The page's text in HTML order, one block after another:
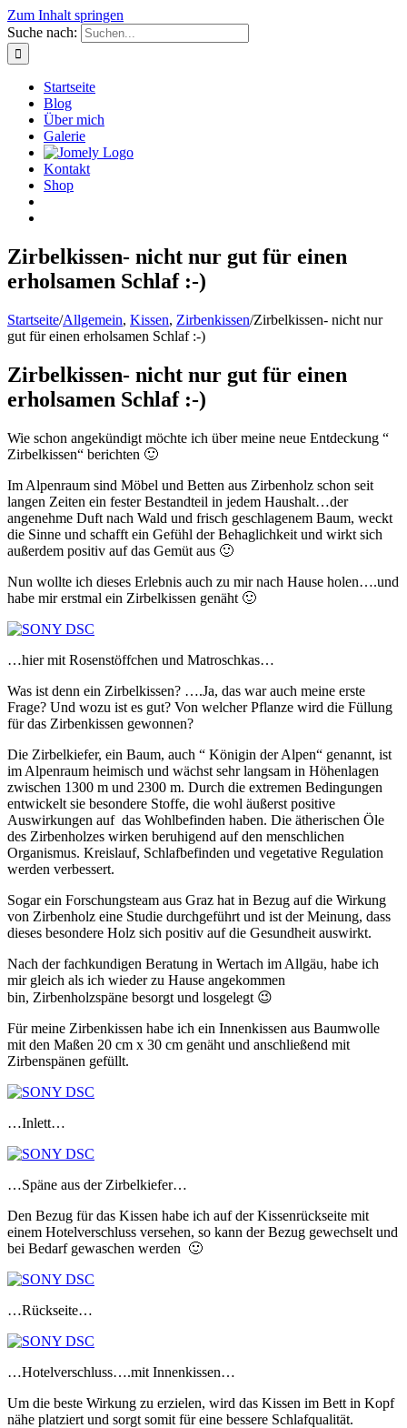
Zum Inhalt springen
Suche nach:
Startseite
Blog
Über mich
Galerie
Kontakt
Shop
Zirbelkissen- nicht nur gut für einen
erholsamen Schlaf :-)
Startseite/Allgemein, Kissen, Zirbenkissen/Zirbelkissen- nicht nur
gut für einen erholsamen Schlaf :-)
Zirbelkissen- nicht nur gut für einen
erholsamen Schlaf :-)
Wie schon angekündigt möchte ich über meine neue Entdeckung “
Zirbelkissen“ berichten 🙂
Im Alpenraum sind Möbel und Betten aus Zirbenholz schon seit
langen Zeiten ein fester Bestandteil in jedem Haushalt…der
angenehme Duft nach Wald und frisch geschlagenem Baum, weckt
die Sinne und schafft ein Gefühl der Behaglichkeit und wirkt sich
außerdem positiv auf das Gemüt aus 🙂
Nun wollte ich dieses Erlebnis auch zu mir nach Hause holen….und
habe mir erstmal ein Zirbelkissen genäht 🙂
…hier mit Rosenstöffchen und Matroschkas…
Was ist denn ein Zirbelkissen? ….Ja, das war auch meine erste
Frage? Und wozu ist es gut? Von welcher Pflanze wird die Füllung
für das Zirbenkissen gewonnen?
Die Zirbelkiefer, ein Baum, auch “ Königin der Alpen“ genannt, ist
im Alpenraum heimisch und wächst sehr langsam in Höhenlagen
zwischen 1300 m und 2300 m. Durch die extremen Bedingungen
entwickelt sie besondere Stoffe, die wohl äußerst positive
Auswirkungen auf das Wohlbefinden haben. Die ätherischen Öle
des Zirbenholzes wirken beruhigend auf den menschlichen
Organismus. Kreislauf, Schlafbefinden und vegetative Regulation
werden verbessert.
Sogar ein Forschungsteam aus Graz hat in Bezug auf die Wirkung
von Zirbenholz eine Studie durchgeführt und ist der Meinung, dass
dieses besondere Holz sich positiv auf die Gesundheit auswirkt.
Nach der fachkundigen Beratung in Wertach im Allgäu, habe ich
mir gleich als ich wieder zu Hause angekommen
bin, Zirbenholzspäne besorgt und losgelegt 😉
Für meine Zirbenkissen habe ich ein Innenkissen aus Baumwolle
mit den Maßen 20 cm x 30 cm genäht und anschließend mit
Zirbenspänen gefüllt.
…Inlett…
…Späne aus der Zirbelkiefer…
Den Bezug für das Kissen habe ich auf der Kissenrückseite mit
einem Hotelverschluss versehen, so kann der Bezug gewechselt und
bei Bedarf gewaschen werden 🙂
…Rückseite…
…Hotelverschluss….mit Innenkissen…
Um die beste Wirkung zu erzielen, wird das Kissen im Bett in Kopf
nähe platziert und sorgt somit für eine bessere Schlafqualität.